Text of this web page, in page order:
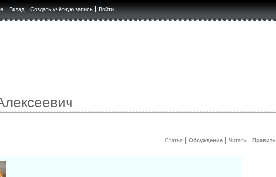
Вклад Создать учётную запись Войти
Статья Обсуждение Читать Править